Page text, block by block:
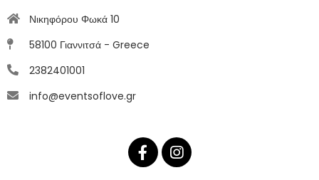
Νικηφόρου Φωκά 10
58100 Γιαννιτσά - Greece
2382401001
info@eventsoflove.gr